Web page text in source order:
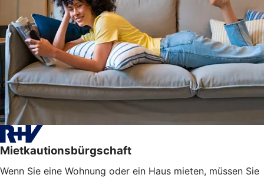
Mietkautionsbürgschaft
Wenn Sie eine Wohnung oder ein Haus mieten, müssen Sie